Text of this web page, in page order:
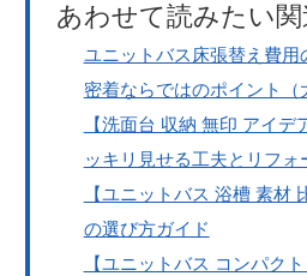
あわせて読みたい関
ユニットバス床張替え費用
密着ならではのポイント（
【洗面台 収納 無印 アイデ
ッキリ見せる工夫とリフォ
【ユニットバス 浴槽 素材
の選び方ガイド
【ユニットバス コンパク